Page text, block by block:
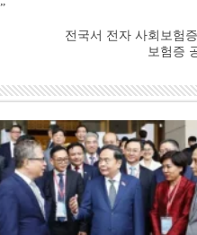
전국서 전자 사회보험
보험증